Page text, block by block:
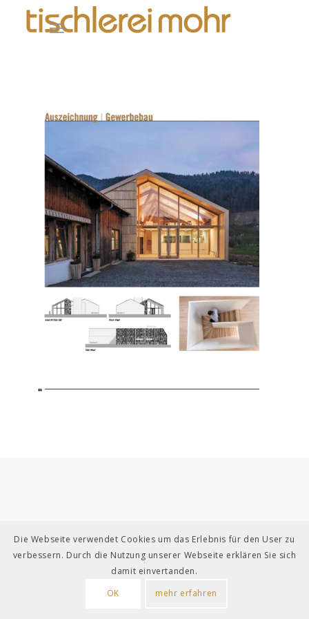
Die Webseite verwendet Cookies um das Erlebnis für den User zu
verbessern. Durch die Nutzung unserer Webseite erklären Sie sich
damit einvertanden.
OK
mehr erfahren